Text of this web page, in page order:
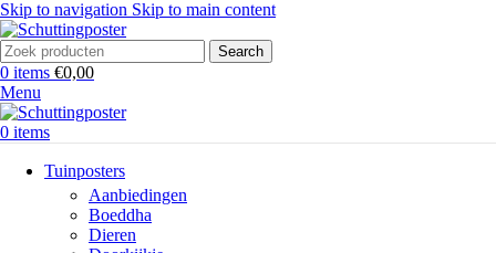
Skip to navigation Skip to main content
Search
0 items €0,00
Menu
0 items
Tuinposters
Aanbiedingen
Boeddha
Dieren